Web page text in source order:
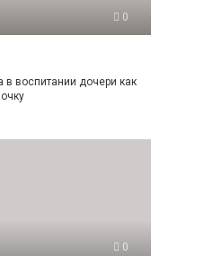
0
в воспитании дочери как
0